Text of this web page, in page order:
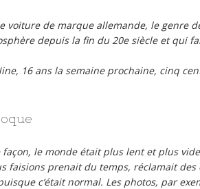
voiture de marque allemande, le genre
depuis la fin du 20e siècle et qui
16 ans la semaine prochaine, cinq
façon, le monde était plus lent et plus
faisions prenait du temps, réclamait
c’était normal. Les photos, par